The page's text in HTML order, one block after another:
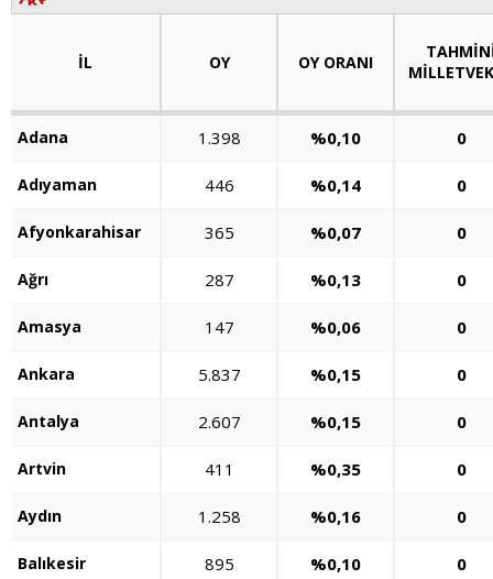
İL OY OY ORANI
Adana 1.398 %0,10 0
Adıyaman 446 %0,14 0
Afyonkarahisar 365 %0,07 0
Ağrı 287 %0,13 0
Amasya 147 %0,06 0
Ankara 5.837 %0,15 0
Antalya 2.607 %0,15 0
Artvin 411 %0,35 0
Aydın 1.258 %0,16 0
Balıkesir 895 %0,10 0